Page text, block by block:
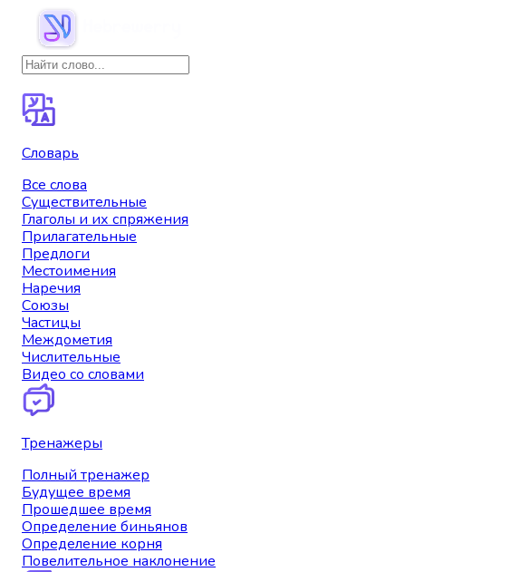
Словарь
Все слова
Существительные
Глаголы и их спряжения
Прилагательные
Предлоги
Местоимения
Наречия
Союзы
Частицы
Междометия
Числительные
Видео со словами
Тренажеры
Полный тренажер
Будущее время
Прошедшее время
Определение биньянов
Определение корня
Повелительное наклонение